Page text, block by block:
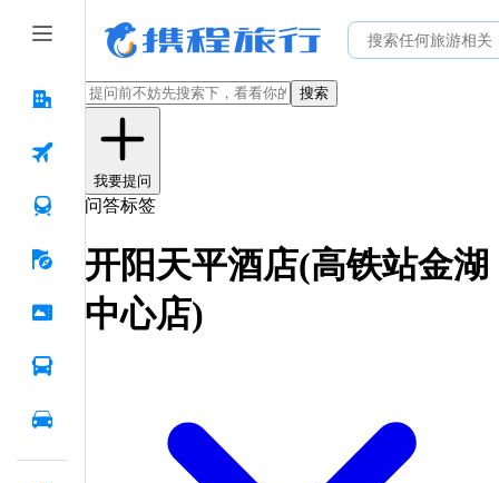
搜索
我要提问
问答标签
开阳天平酒店(高铁站金湖
中心店)